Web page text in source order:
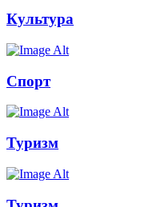
Культура
Спорт
Туризм